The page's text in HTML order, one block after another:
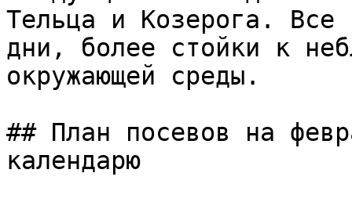
Тельца и Козерога. Все
дни, более стойки к
окружающей среды.
## План посевов на
календарю